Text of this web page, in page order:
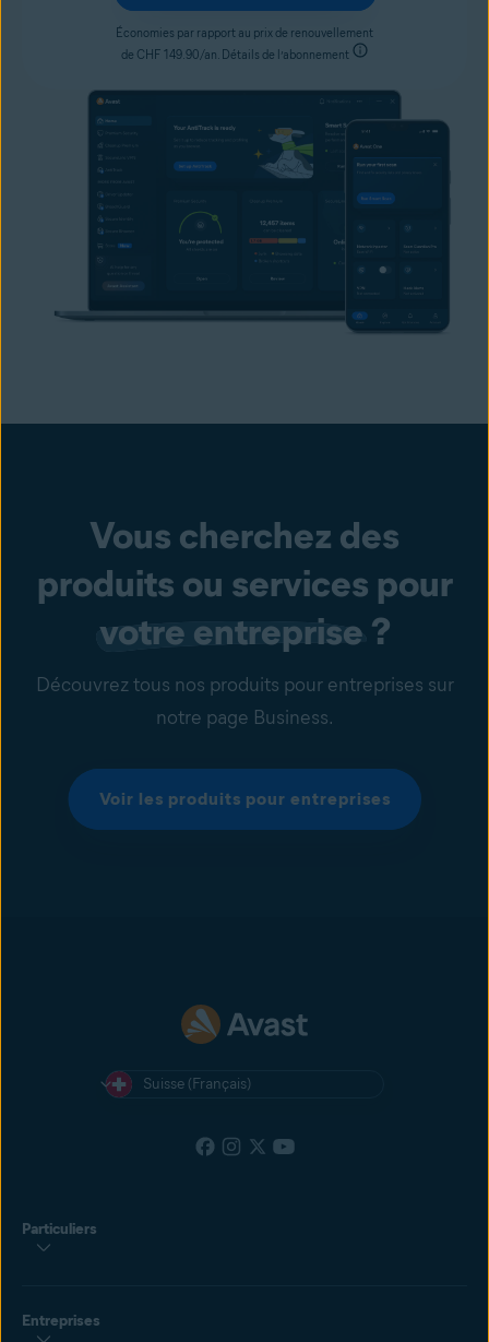
Économies par rapport au prix de renouvellement
de CHF 149.90/an. Détails de l’abonnement
Vous cherchez des
produits ou services pour
votre entreprise ?
Découvrez tous nos produits pour entreprises sur
notre page Business.
Voir les produits pour entreprises
Suisse (Français)
Particuliers
Entreprises